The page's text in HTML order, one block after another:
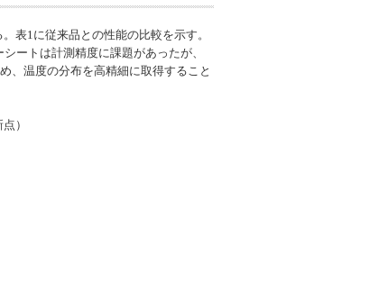
表1に従来品との性能の比較を示す。
ートは計測精度に課題があったが、
、温度の分布を高精細に取得すること
）